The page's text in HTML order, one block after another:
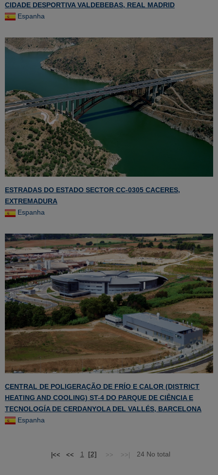
CIDADE DESPORTIVA VALDEBEBAS, REAL MADRID
Espanha
ESTRADAS DO ESTADO SECTOR CC-0305 CACERES,
EXTREMADURA
Espanha
CENTRAL DE POLIGERAÇÃO DE FRÍO E CALOR (DISTRICT
HEATING AND COOLING) ST-4 DO PARQUE DE CIÊNCIA E
TECNOLOGÍA DE CERDANYOLA DEL VALLÉS, BARCELONA
Espanha
1 [2] 24 No total